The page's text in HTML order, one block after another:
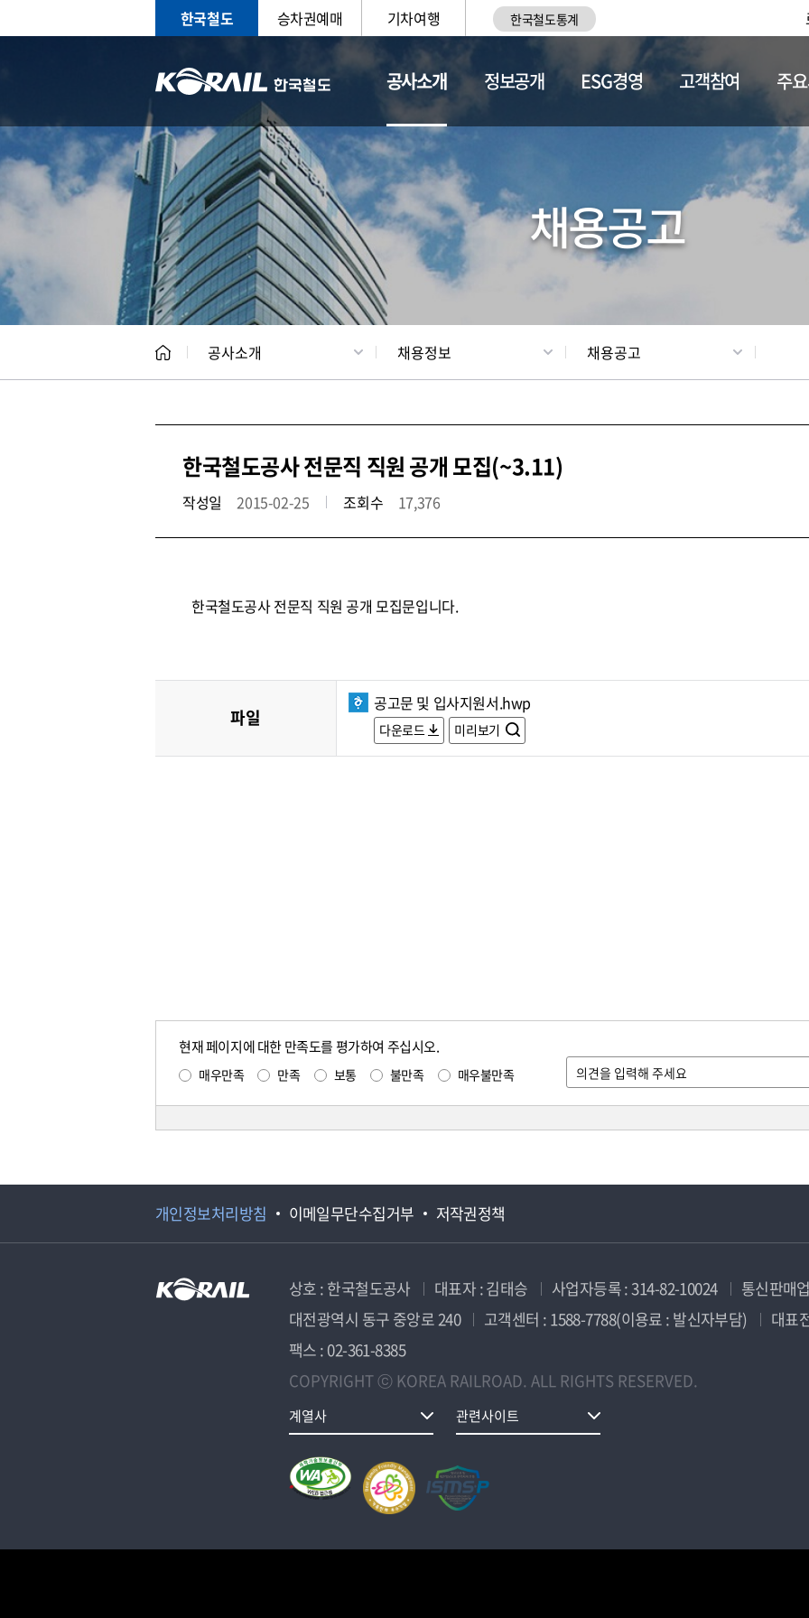
한국철도 승차권예매 기차여행 한국철도통계
공사소개
CEO 일반현황 채용정보
정보공개 ESG경영 고객참여 주
채용공고
공사소개 채용정보 채용공고
한국철도공사 전문직 직원 공개 모집(~3.11)
작성일 2015-02-25 조회수 17,376
한국철도공사 전문직 직원 공개 모집문입니다.
파일
공고문 및 입사지원서.hwp
다운로드 미리보기
현재 페이지에 대한 만족도를 평가하여 주십시오.
매우만족 만족 보통 불만족 매우불만족
개인정보처리방침 이메일무단수집거부 저작권정책
상호 : 한국철도공사 대표자 : 김태승 사업자등록 : 314-82-10024
통신판매
대전광역시 동구 중앙로 240
고객센터 : 1588-7788(이용료 : 발신자부담)
대표
팩스 : 02-361-8385
COPYRIGHT ⓒ KOREA RAILROAD. ALL RIGHTS RESERVED.
계열사 관련사이트